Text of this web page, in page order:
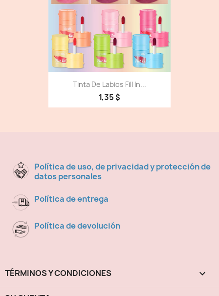
Tinta De Labios Fill In...
1,35 $
Política de uso, de privacidad y protección de
datos personales
Política de entrega
Política de devolución
TÉRMINOS Y CONDICIONES 